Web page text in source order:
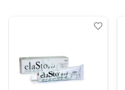
Dodaj
Uporedi